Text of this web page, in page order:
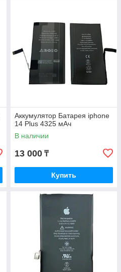
Аккумулятор Батарея iphone
14 Plus 4325 мАч
В наличии
13 000 ₸
Купить